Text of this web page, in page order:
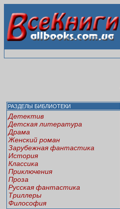
РАЗДЕЛЫ БИБЛИОТЕКИ
Детектив
Детская литература
Драма
Женский роман
Зарубежная фантастика
История
Классика
Приключения
Проза
Русская фантастика
Триллеры
Философия